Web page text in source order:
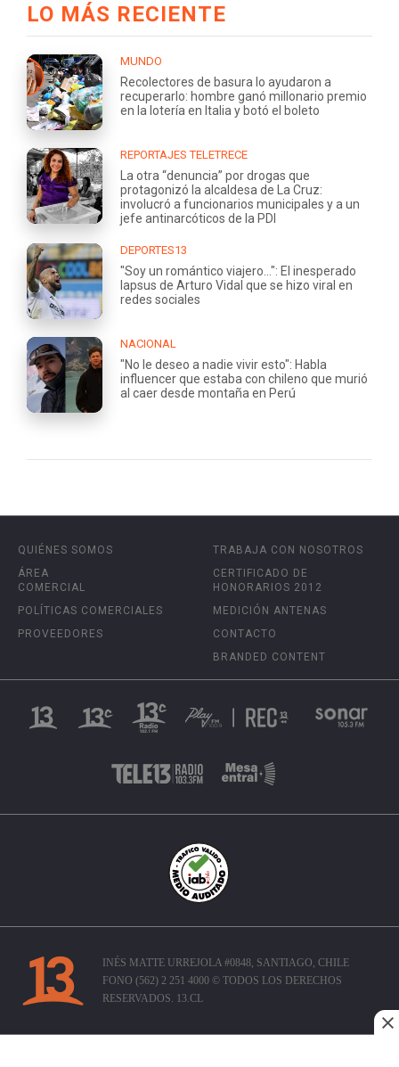
LO MÁS RECIENTE
MUNDO
Recolectores de basura lo ayudaron a
recuperarlo: hombre ganó millonario premio
en la lotería en Italia y botó el boleto
REPORTAJES TELETRECE
La otra “denuncia” por drogas que
protagonizó la alcaldesa de La Cruz:
involucró a funcionarios municipales y a un
jefe antinarcóticos de la PDI
DEPORTES13
"Soy un romántico viajero...": El inesperado
lapsus de Arturo Vidal que se hizo viral en
redes sociales
NACIONAL
"No le deseo a nadie vivir esto": Habla
influencer que estaba con chileno que murió
al caer desde montaña en Perú
QUIÉNES SOMOS
ÁREA
COMERCIAL
POLÍTICAS COMERCIALES
PROVEEDORES
TRABAJA CON NOSOTROS
CERTIFICADO DE
HONORARIOS 2012
MEDICIÓN ANTENAS
CONTACTO
BRANDED CONTENT
INÉS MATTE URREJOLA #0848, SANTIAGO, CHILE
FONO (562) 2 251 4000 © TODOS LOS DERECHOS
RESERVADOS. 13.CL